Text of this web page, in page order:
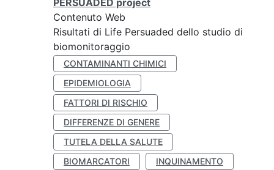
PERSUADED project
Contenuto Web
Risultati di Life Persuaded dello studio di
biomonitoraggio
CONTAMINANTI CHIMICI
EPIDEMIOLOGIA
FATTORI DI RISCHIO
DIFFERENZE DI GENERE
TUTELA DELLA SALUTE
BIOMARCATORI
INQUINAMENTO